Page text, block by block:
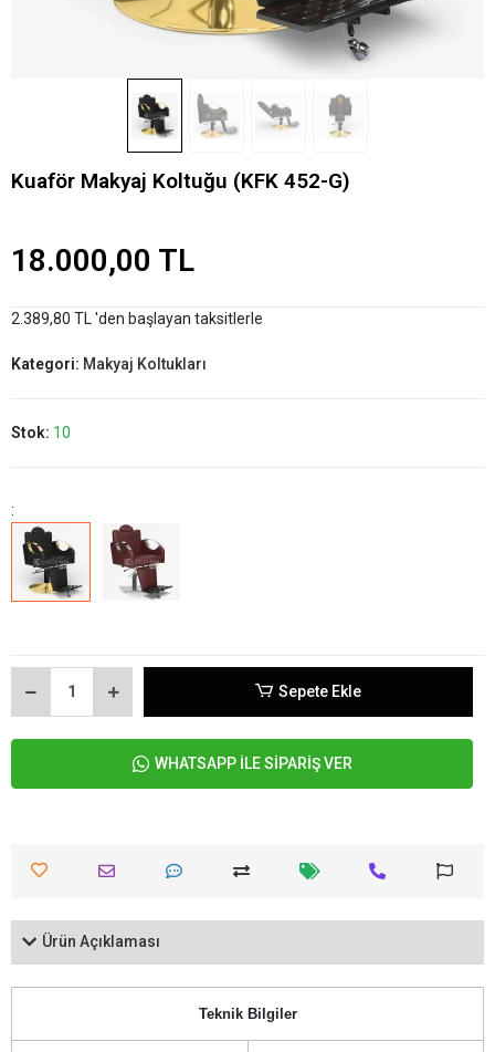
Kuaför Makyaj Koltuğu (KFK 452-G)
18.000,00 TL
2.389,80 TL 'den başlayan taksitlerle
Kategori: Makyaj Koltukları
Stok: 10
:
Sepete Ekle
WHATSAPP İLE SİPARİŞ VER
Ürün Açıklaması
Teknik Bilgiler